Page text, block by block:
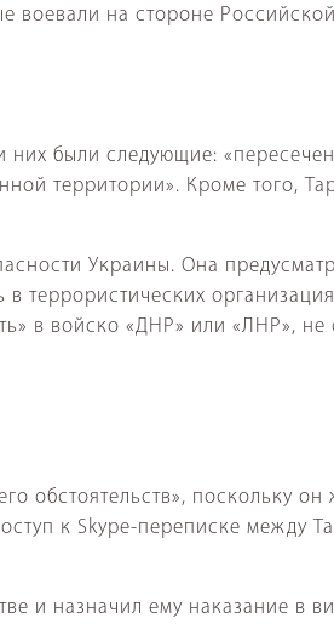
воевали на стороне
них были следующие:
территории». Кроме того,
Украины. Она
террористических
в войско «ДНР» или «ЛНР»,
обстоятельств», поскольку
к Skype-переписке между
и назначил ему наказание в